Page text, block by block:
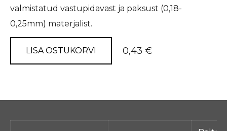
valmistatud vastupidavast ja paksust (0,18-
0,25mm) materjalist.
LISA OSTUKORVI 0,43 €